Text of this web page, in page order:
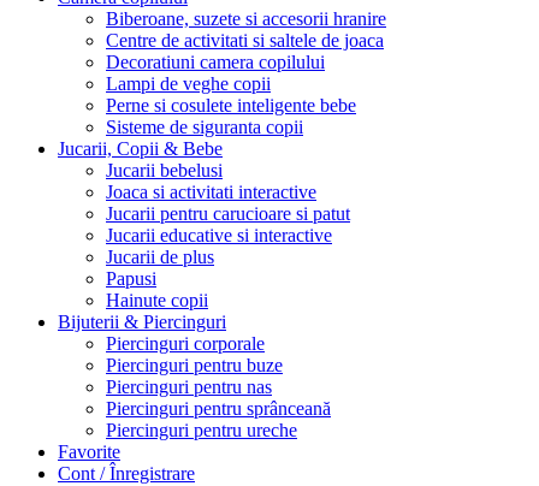
Biberoane, suzete si accesorii hranire
Centre de activitati si saltele de joaca
Decoratiuni camera copilului
Lampi de veghe copii
Perne si cosulete inteligente bebe
Sisteme de siguranta copii
Jucarii, Copii & Bebe
Jucarii bebelusi
Joaca si activitati interactive
Jucarii pentru carucioare si patut
Jucarii educative si interactive
Jucarii de plus
Papusi
Hainute copii
Bijuterii & Piercinguri
Piercinguri corporale
Piercinguri pentru buze
Piercinguri pentru nas
Piercinguri pentru sprânceană
Piercinguri pentru ureche
Favorite
Cont / Înregistrare